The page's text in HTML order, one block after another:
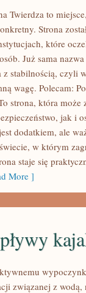
Twierdza to
Strona
które
Już sama
stabilnością, czyli
wagę. Polecam:
strona, która może
jak i
dodatkiem, ale
w którym
staje się
More ]
związanej z